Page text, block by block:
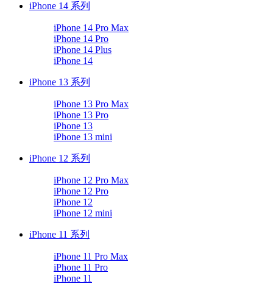
iPhone 14 系列
iPhone 14 Pro Max
iPhone 14 Pro
iPhone 14 Plus
iPhone 14
iPhone 13 系列
iPhone 13 Pro Max
iPhone 13 Pro
iPhone 13
iPhone 13 mini
iPhone 12 系列
iPhone 12 Pro Max
iPhone 12 Pro
iPhone 12
iPhone 12 mini
iPhone 11 系列
iPhone 11 Pro Max
iPhone 11 Pro
iPhone 11